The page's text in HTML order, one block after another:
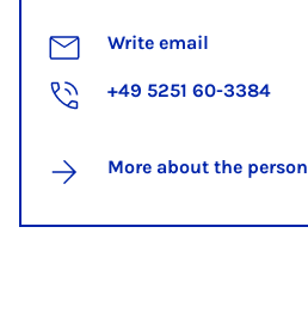
Write email
+49 5251 60-3384
More about the person